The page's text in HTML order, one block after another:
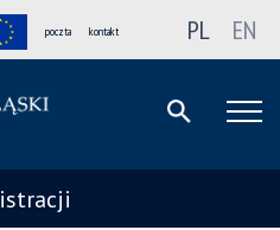
poczta kontakt PL EN